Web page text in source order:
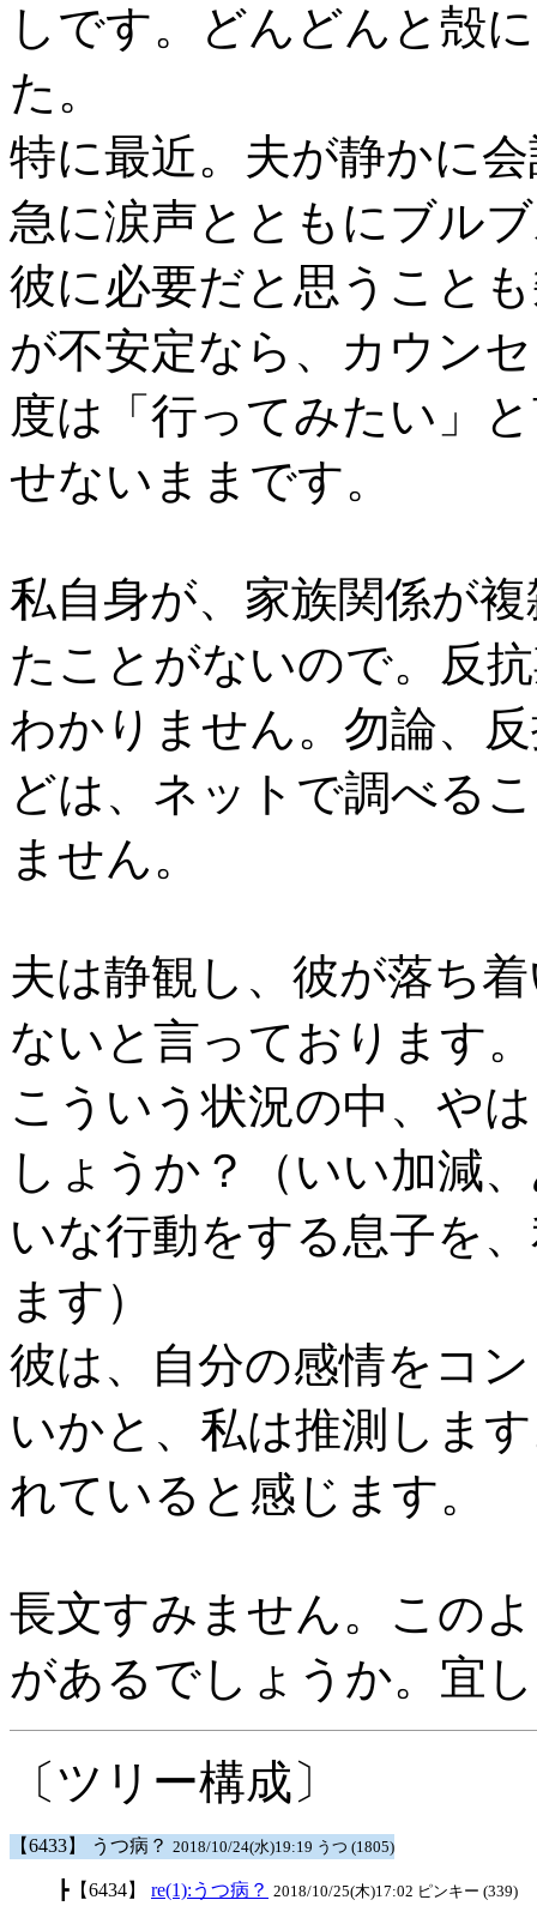
しです。どんどんと殻
た。
特に最近。夫が静かに
急に涙声とともにブル
彼に必要だと思うこと
が不安定なら、カウン
度は「行ってみたい」
せないままです。
私自身が、家族関係が
たことがないので。反
わかりません。勿論、
どは、ネットで調べる
ません。
夫は静観し、彼が落ち
ないと言っております。
こういう状況の中、や
しょうか？（いい加減
いな行動をする息子を
ます）
彼は、自分の感情をコ
いかと、私は推測しま
れていると感じます。
長文すみません。この
があるでしょうか。宜
〔ツリー構成〕
【6433】 うつ病？ 2018/10/24(水)19:19 うつ (1805)
┣【6434】 re(1):うつ病？ 2018/10/25(木)17:02 ピンキー (339)